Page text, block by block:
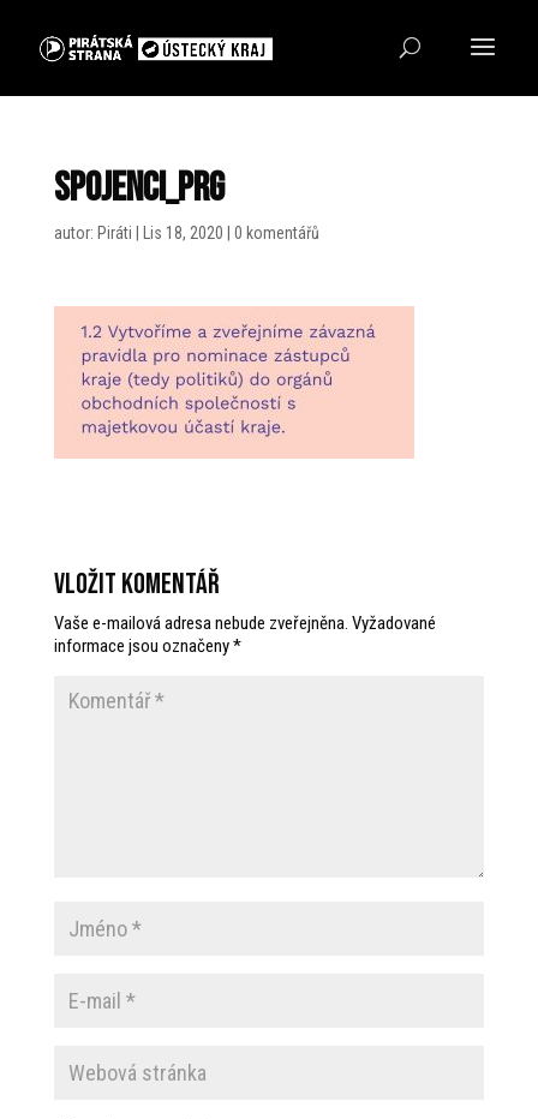
spojenci_prg
autor: Piráti Lis 18, 2020 0 komentářů
Vložit komentář
Vaše e-mailová adresa nebude zveřejněna. Vyžadované
informace jsou označeny*